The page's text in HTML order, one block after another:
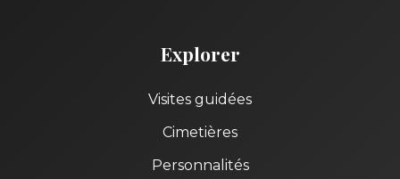
Explorer
Visites guidées
Cimetières
Personnalités